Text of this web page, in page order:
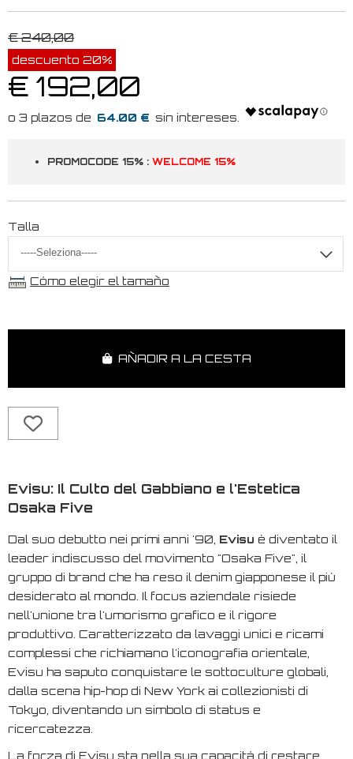
€ 240,00
descuento 20%
€ 192,00
64.00 €
PROMOCODE 15% : WELCOME 15%
Talla
Cómo elegir el tamaño
AÑADIR A LA CESTA
Evisu: Il Culto del Gabbiano e l'Estetica
Osaka Five
Dal suo debutto nei primi anni '90, Evisu è diventato il
leader indiscusso del movimento "Osaka Five", il
gruppo di brand che ha reso il denim giapponese il più
desiderato al mondo. Il focus aziendale risiede
nell'unione tra l'umorismo grafico e il rigore
produttivo. Caratterizzato da lavaggi unici e ricami
complessi che richiamano l'iconografia orientale,
Evisu ha saputo conquistare le sottoculture globali,
dalla scena hip-hop di New York ai collezionisti di
Tokyo, diventando un simbolo di status e
ricercatezza.
La forza di Evisu sta nella sua capacità di restare